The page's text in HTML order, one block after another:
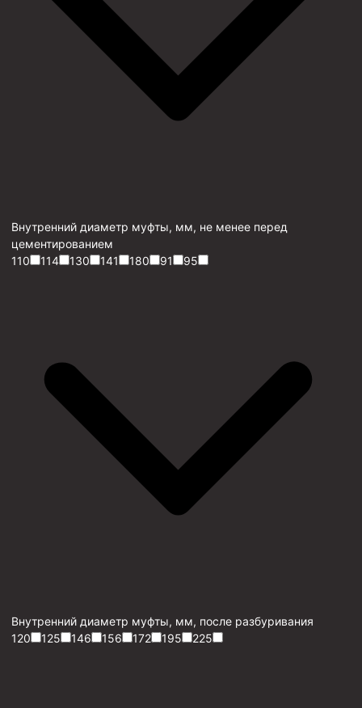
Внутренний диаметр муфты, мм, не менее перед
цементированием
110
114 130 141 180 91 95
Внутренний диаметр муфты, мм, после разбуривания
120
125 146 156 172 195 225